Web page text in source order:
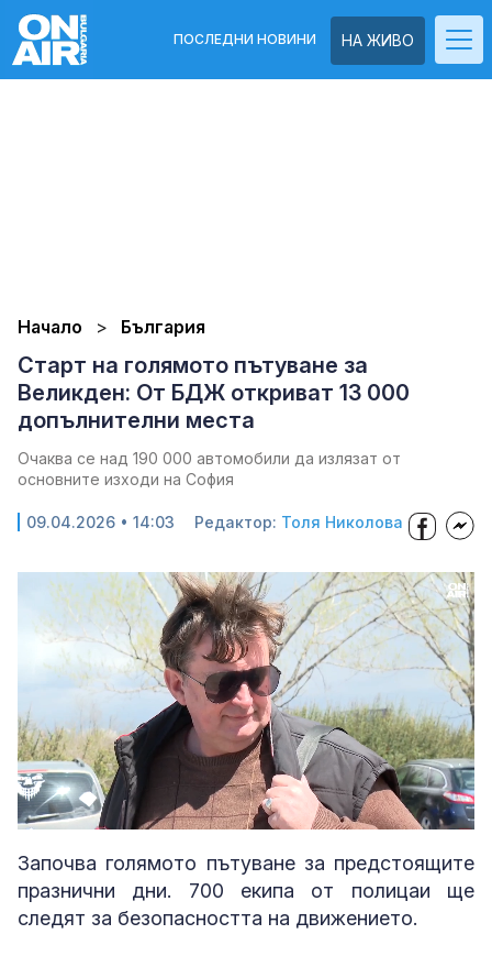
НА ЖИВО
ПОСЛЕДНИ НОВИНИ
Начало България
Старт на голямото пътуване за
Великден: От БДЖ откриват 13 000
допълнителни места
Очаква се над 190 000 автомобили да излязат от
основните изходи на София
09.04.2026 • 14:03 Редактор: Толя Николова
Unmute Loaded:
49.79%
Започва голямото пътуване за предстоящите
празнични дни. 700 екипа от полицаи ще
следят за безопасността на движението.